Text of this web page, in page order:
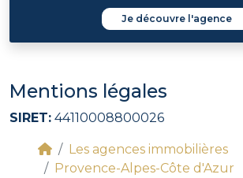
Je découvre l'agence
Mentions légales
SIRET: 44110008800026
Les agences immobilières
Provence-Alpes-Côte d'Azur